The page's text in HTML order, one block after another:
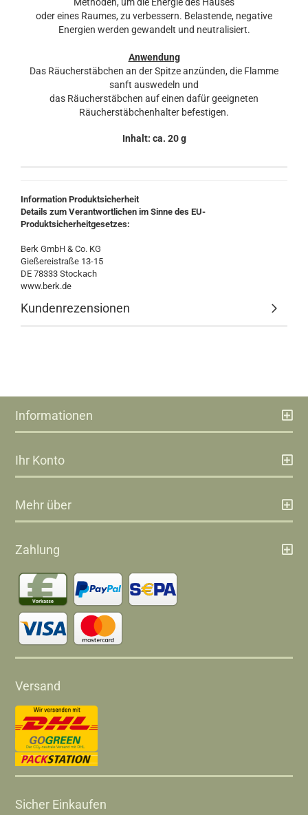
oder eines Raumes, zu verbessern. Belastende, negative
Energien werden gewandelt und neutralisiert.
Anwendung
Das Räucherstäbchen an der Spitze anzünden, die Flamme
sanft auswedeln und
das Räucherstäbchen auf einen dafür geeigneten
Räucherstäbchenhalter befestigen.
Inhalt: ca. 20 g
Information Produktsicherheit
Details zum Verantwortlichen im Sinne des EU-
Produktsicherheitgesetzes:
Berk GmbH & Co. KG
Gießereistraße 13-15
DE 78333 Stockach
www.berk.de
Kundenrezensionen
Informationen
Ihr Konto
Mehr über
Zahlung
Versand
Sicher Einkaufen